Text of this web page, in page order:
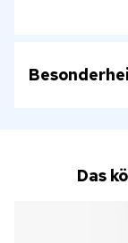
Das